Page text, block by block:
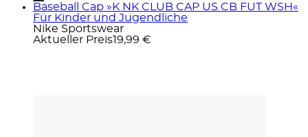
Baseball Cap »K NK CLUB CAP US CB FUT WSH«
Für Kinder und Jugendliche
Nike Sportswear
Aktueller Preis19,99 €